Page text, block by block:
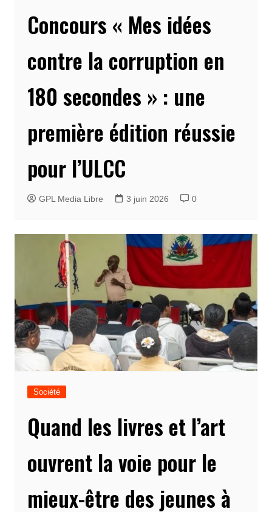
Concours « Mes idées
contre la corruption en
180 secondes » : une
première édition réussie
pour l’ULCC
GPL Media Libre 3 juin 2026 0
Société
Quand les livres et l’art
ouvrent la voie pour le
mieux-être des jeunes à